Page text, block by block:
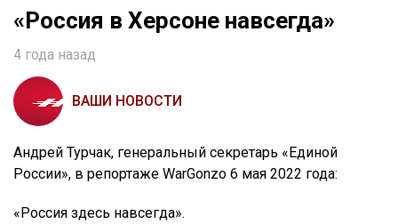
«Россия в Херсоне навсегда»
4 года назад
ВАШИ НОВОСТИ
Андрей Турчак, генеральный секретарь «Единой
России», в репортаже WarGonzo 6 мая 2022 года:
«Россия здесь навсегда».